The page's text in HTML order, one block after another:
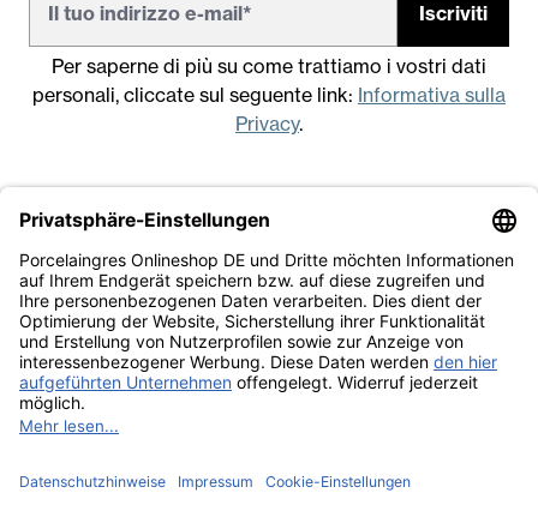
Iscriviti
Per saperne di più su come trattiamo i vostri dati
personali, cliccate sul seguente link: Informativa sulla
Privacy.
Note legali
Condizioni generali di vendita
Informativa sulla Privacy
Lavora con noi